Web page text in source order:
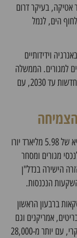
אטיקה, בעיקר דרום
הים, לנמל
וידידותיים
למגורים. הממשלה
היוונית קבעה יעד ליצירת 350,000 יחידות דיור חדשות עד 2030, עם
הגיעה לשיא של 5.98 מליארד יורו
הופנו לנכסי מגורים ומסחר
2025, ההשקעה הזרה הישירה בנדל"ן
עד 40% מהיקף העסקאות ברבעון הראשון
אמריקנים וגם
ישראלים. תוכנית הגולדן ויזה נותרה המנוע העיקרי, עם יותר מ-28,000